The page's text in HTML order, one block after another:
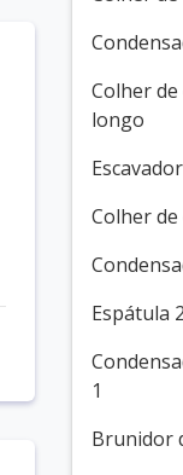
Colher
longo
Colher
Espátula
1
Brunidor